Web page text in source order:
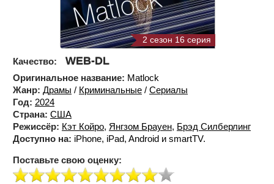
2 сезон 16 серия
Качество: WEB-DL
Оригинальное название: Matlock
Жанр: Драмы / Криминальные / Сериалы
Год: 2024
Страна: США
Режиссёр: Кэт Койро, Янгзом Брауен, Брэд Силберлинг
Доступно на: iPhone, iPad, Android и smartTV.
Поставьте свою оценку: